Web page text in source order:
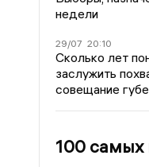
недели
29/07 20:10
Сколько лет
заслужить
совещание
100 самых